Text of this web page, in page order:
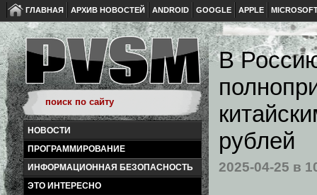
ГЛАВНАЯ АРХИВ НОВОСТЕЙ ANDROID GOOGLE APPLE
НОВОСТИ
ПРОГРАММИРОВАНИЕ
ИНФОРМАЦИОННАЯ БЕЗОПАСНОСТЬ
ЭТО ИНТЕРЕСНО
В
рублей
2025-04-25 в